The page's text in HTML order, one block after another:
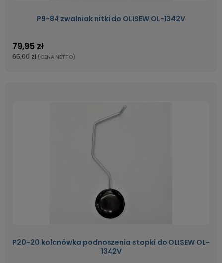
P9-84 zwalniak nitki do OLISEW OL-1342V
79,95 zł
65,00 zł (CENA NETTO)
P20-20 kolanówka podnoszenia stopki do OLISEW OL-
1342V